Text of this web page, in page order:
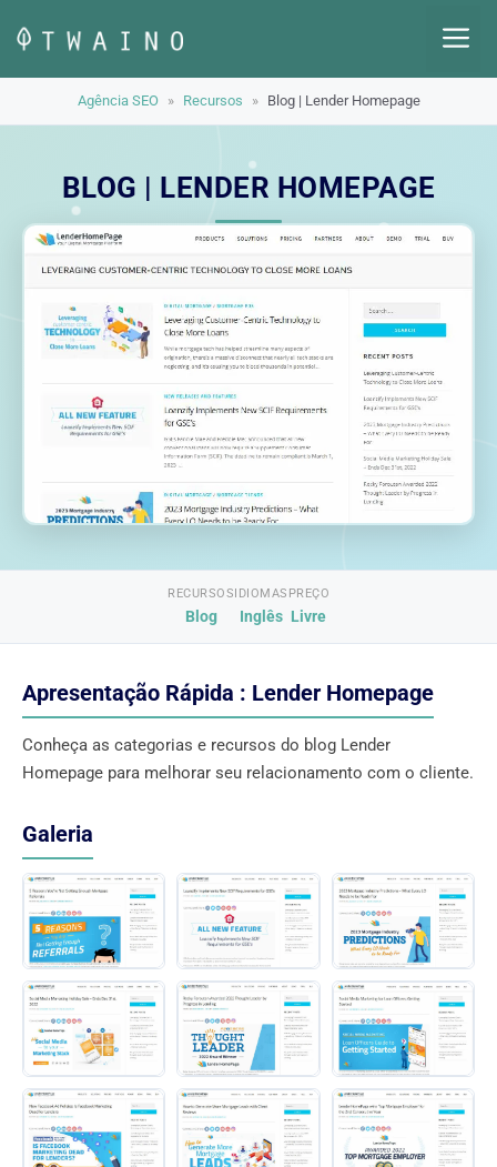
para
o
Agência SEO » Recursos » Blog | Lender Homepage
BLOG | LENDER HOMEPAGE
RECURSOS
Blog
IDIOMAS
Inglês
PREÇO
Livre
Apresentação Rápida : Lender Homepage
Conheça as categorias e recursos do blog Lender
Homepage para melhorar seu relacionamento com o cliente.
Galeria